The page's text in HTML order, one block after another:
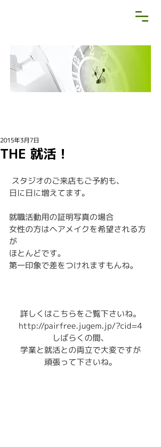
THE 就活！
2015年3月7日
スタジオのご来店もご予約も、
日に日に増えてます。
就職活動用の証明写真の場合
女性の方はヘアメイクを希望される方
が
ほとんどです。
第一印象で差をつけれますもんね。
詳しくはこちらをご覧下さいね。
http://pairfree.jugem.jp/?cid=4
しばらくの間、
学業と就活との両立で大変ですが
頑張って下さいね。